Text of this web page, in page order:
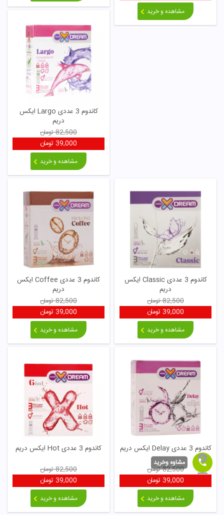
مشاهده و خرید
کاندوم 3 عددی Largo ایکس
دریم
82,500تومان
39,000 تومان
مشاهده و خرید
کاندوم 3 عددی Classic ایکس
دریم
82,500تومان
39,000 تومان
مشاهده و خرید
کاندوم 3 عددی Coffee ایکس
دریم
82,500تومان
39,000 تومان
مشاهده و خرید
کاندوم 3 عددی Delay ایکس دریم
82,500تومان
39,000 تومان
مشاهده و خرید
کاندوم 3 عددی Hot ایکس دریم
82,500تومان
39,000 تومان
مشاهده و خرید
مشاوه وخرید